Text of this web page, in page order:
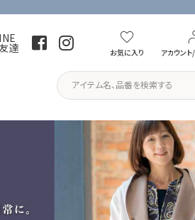
達 お気に入り アカウン
Tシャツ